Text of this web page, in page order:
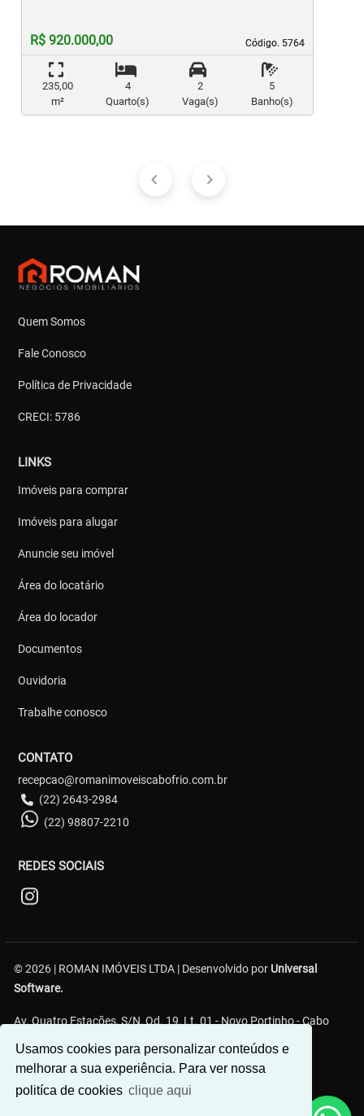
Usamos cookies para personalizar conteúdos e
melhorar a sua experiência. Para ver nossa
politíca de cookies clique aqui
Código. 5764
Código. 5764
R$ 920.000,00
235,00
m²
4
Quarto(s)
2
Vaga(s)
5
Banho(s)
Quem Somos
Fale Conosco
Política de Privacidade
CRECI: 5786
LINKS
Imóveis para comprar
Imóveis para alugar
Anuncie seu imóvel
Área do locatário
Área do locador
Documentos
Ouvidoria
Trabalhe conosco
CONTATO
recepcao@romanimoveiscabofrio.com.br
(22) 2643-2984
(22) 98807-2210
REDES SOCIAIS
© 2026 | ROMAN IMÓVEIS LTDA | Desenvolvido por Universal
Software.
Av. Quatro Estações, S/N, Qd. 19, Lt. 01 - Novo Portinho - Cabo